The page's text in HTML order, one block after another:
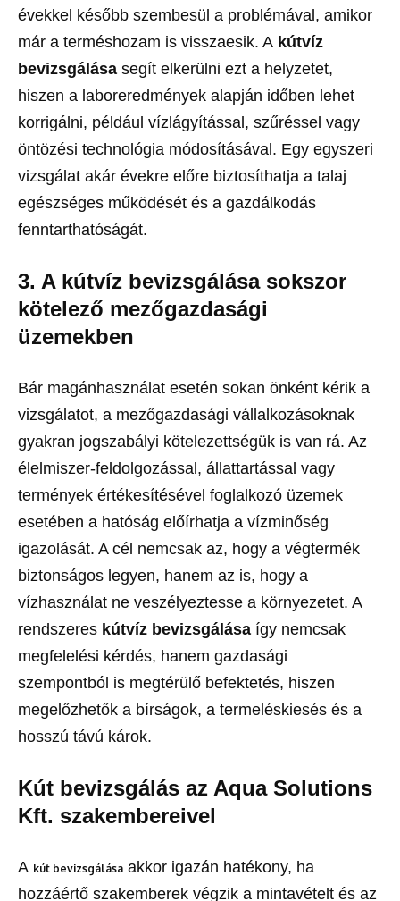
évekkel később szembesül a problémával, amikor
már a terméshozam is visszaesik. A kútvíz
bevizsgálása segít elkerülni ezt a helyzetet,
hiszen a laboreredmények alapján időben lehet
korrigálni, például vízlágyítással, szűréssel vagy
öntözési technológia módosításával. Egy egyszeri
vizsgálat akár évekre előre biztosíthatja a talaj
egészséges működését és a gazdálkodás
fenntarthatóságát.
3. A kútvíz bevizsgálása sokszor
kötelező mezőgazdasági
üzemekben
Bár magánhasználat esetén sokan önként kérik a
vizsgálatot, a mezőgazdasági vállalkozásoknak
gyakran jogszabályi kötelezettségük is van rá. Az
élelmiszer-feldolgozással, állattartással vagy
termények értékesítésével foglalkozó üzemek
esetében a hatóság előírhatja a vízminőség
igazolását. A cél nemcsak az, hogy a végtermék
biztonságos legyen, hanem az is, hogy a
vízhasználat ne veszélyeztesse a környezetet. A
rendszeres kútvíz bevizsgálása így nemcsak
megfelelési kérdés, hanem gazdasági
szempontból is megtérülő befektetés, hiszen
megelőzhetők a bírságok, a termeléskiesés és a
hosszú távú károk.
Kút bevizsgálás az Aqua Solutions
Kft. szakembereivel
A kút bevizsgálása akkor igazán hatékony, ha
hozzáértő szakemberek végzik a mintavételt és az